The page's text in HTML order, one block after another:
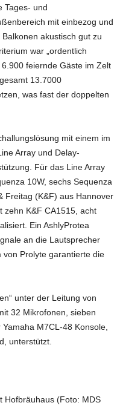
Tages- und
mit einbezog und
akustisch gut zu
war „ordentlich
feiernde Gäste im Zelt
13.7000
was fast der doppelten
mit einem im
Array und Delay-
Für das Line Array
10W, sechs Sequenza
Freitag (K&F) aus Hannover
zehn K&F CA1515, acht
Ein AshlyProtea
an die Lautsprecher
von Prolyte garantierte die
unter der Leitung von
32 Mikrofonen, sieben
M7CL-48 Konsole,
unterstützt.
Hofbräuhaus (Foto: MDS